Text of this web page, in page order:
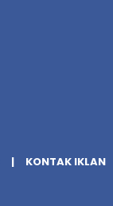
KONTAK IKLAN